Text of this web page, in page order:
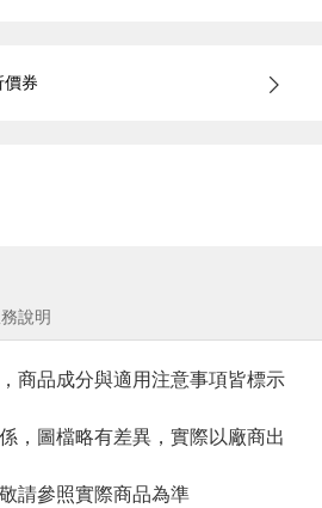
券
說明
商品成分與適用注意事項皆標示
，圖檔略有差異，實際以廠商出
請參照實際商品為準